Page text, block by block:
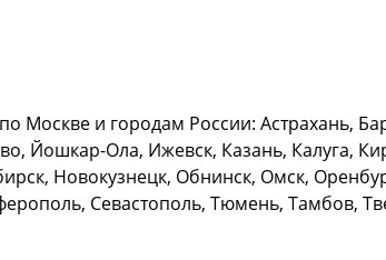
Москве и городам России: Астрахань,
Йошкар-Ола, Ижевск, Казань, Калуга,
Новокузнецк, Обнинск, Омск,
Севастополь, Тюмень, Тамбов,